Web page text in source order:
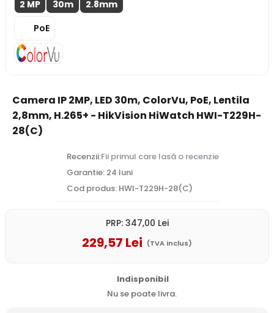
2 MP 30m 2.8mm
PoE
Camera IP 2MP, LED 30m, ColorVu, PoE, Lentila
2,8mm, H.265+ - HikVision HiWatch HWI-T229H-
28(C)
Recenzii:Fii primul care lasă o recenzie
Garantie: 24 luni
Cod produs: HWI-T229H-28(C)
PRP: 347,00 Lei
229,57 Lei (TVA inclus)
Indisponibil
Nu se poate livra.